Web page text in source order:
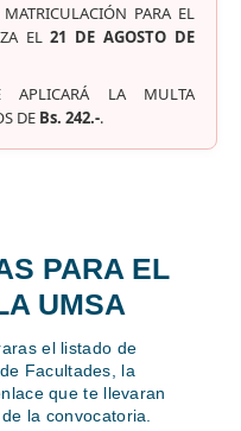
PARA EL
EL21 DE AGOSTO DE
APLICARÁ LA MULTA
DE Bs. 242.-.
PARA EL
UMSA
el listado de
Facultades, la
que te llevaran
la convocatoria.